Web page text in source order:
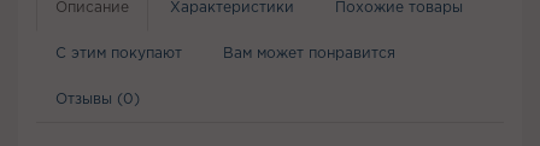
Описание Характеристики Похожие товары
С этим покупают Вам может понравится
Отзывы (0)